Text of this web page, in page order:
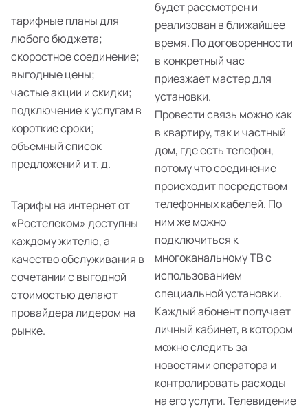
тарифные планы для
любого бюджета;
скоростное соединение;
выгодные цены;
частые акции и скидки;
подключение к услугам в
короткие сроки;
объемный список
предложений и т. д.
Тарифы на интернет от
«Ростелеком» доступны
каждому жителю, а
качество обслуживания в
сочетании с выгодной
стоимостью делают
провайдера лидером на
рынке.
будет рассмотрен и
реализован в ближайшее
время. По договоренности
в конкретный час
приезжает мастер для
установки.
Провести связь можно как
в квартиру, так и частный
дом, где есть телефон,
потому что соединение
происходит посредством
телефонных кабелей. По
ним же можно
подключиться к
многоканальному ТВ с
использованием
специальной установки.
Каждый абонент получает
личный кабинет, в котором
можно следить за
новостями оператора и
контролировать расходы
на его услуги. Телевидение